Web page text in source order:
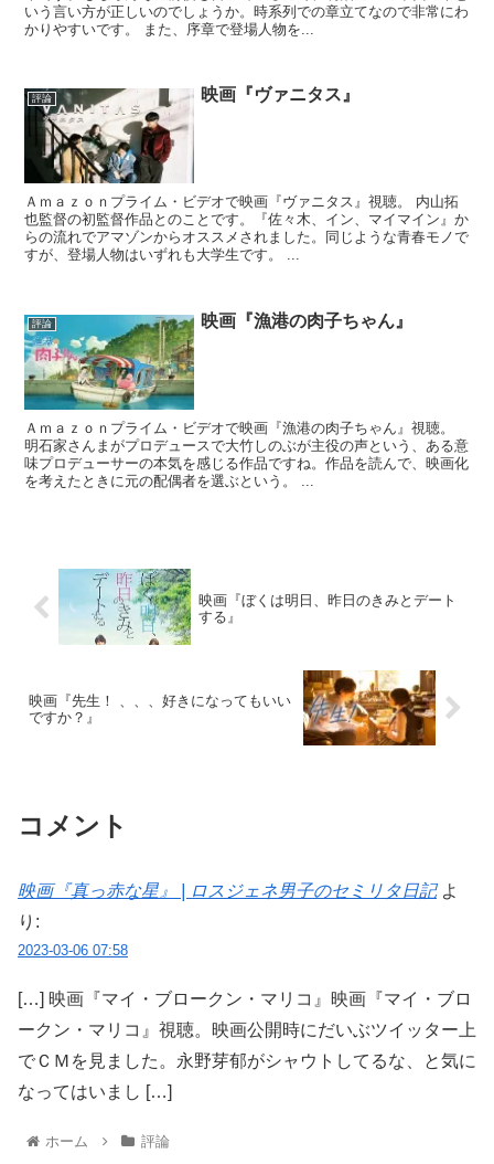
いう言い方が正しいのでしょうか。時系列での章立てなので非常にわ
かりやすいです。 また、序章で登場人物を...
評論 映画『ヴァニタス』
Ａｍａｚｏｎプライム・ビデオで映画『ヴァニタス』視聴。 内山拓
也監督の初監督作品とのことです。『佐々木、イン、マイマイン』か
らの流れでアマゾンからオススメされました。同じような青春モノで
すが、登場人物はいずれも大学生です。 ...
評論 映画『漁港の肉子ちゃん』
Ａｍａｚｏｎプライム・ビデオで映画『漁港の肉子ちゃん』視聴。
明石家さんまがプロデュースで大竹しのぶが主役の声という、ある意
味プロデューサーの本気を感じる作品ですね。作品を読んで、映画化
を考えたときに元の配偶者を選ぶという。 ...
映画『ぼくは明日、昨日のきみとデート
する』
映画『先生！ 、、、好きになってもいい
ですか？』
コメント
映画『真っ赤な星』 | ロスジェネ男子のセミリタ日記 よ
り:
2023-03-06 07:58
[…] 映画『マイ・ブロークン・マリコ』映画『マイ・ブロ
ークン・マリコ』視聴。映画公開時にだいぶツイッター上
でＣＭを見ました。永野芽郁がシャウトしてるな、と気に
なってはいまし […]
ホーム 評論